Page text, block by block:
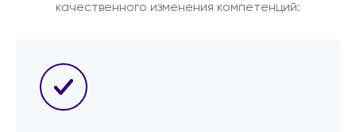
качественного изменения компетенций: